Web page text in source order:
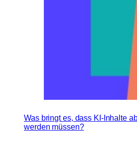
Was bringt es, dass KI-Inhalte
werden müssen?